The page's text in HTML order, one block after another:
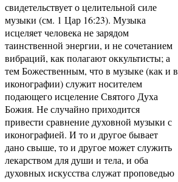
свидетельствует о целительной силе
музыки (см. 1 Цар 16:23). Музыка
исцеляет человека не зарядом
таинственной энергии, и не сочетанием
вибраций, как полагают оккультисты; а
тем Божественным, что в музыке (как и в
иконографии) служит носителем
подающего исцеление Святого Духа
Божия. Не случайно приходится
привести сравнение духовной музыки с
иконографией. И то и другое бывает
дано свыше, то и другое может служить
лекарством для души и тела, и оба
духовных искусства служат проповедью